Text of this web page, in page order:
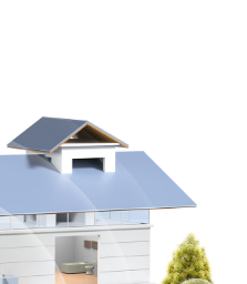
d'une meilleure
des vues en direct